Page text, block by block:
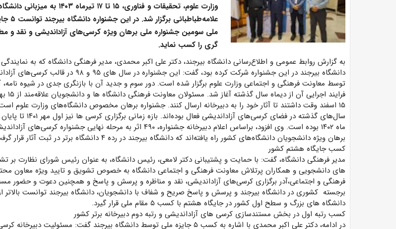
وزارت علوم، تحقیقات و فناوری، ۱۵ تا ۱۷ تیرماه ۱۴۰۳ به میزبانی
علامه‌طباطبائی برگزار شد.
ملی سومین جشنواره ملی برهان ویژه کرسی‌های آزاداندیشی و نقد و
گری را کسب نماید.
به گزارش روابط عمومی و اطلاع‌رسانی دانشگاه بیرجند، دکتر علی­ اکبر محمدی، مدیر فرهنگی دانشگاه که به نمایندگی
دانشگاه بیرجند در این جشنواره شرکت کرده بود، گفت: این جشنواره در سال ­های ۹۵ و ۹۸ در
توسط معاونت فرهنگی و اجتماعی وزارت علوم برگزار شده است. دور سوم و جدید آن با بازنگری جدی در شیوه ­نامه،
فرایند اجرایی آن از دی­ماه
۱۵ اسفند وقت داشتند تا آثار خود را به دبیرخانه ارسال کنند. جشنواره برهان مخصوص دانشگاه‌های وزارت علوم
سال‌های گذشته در فضای کرسی‌های آزاداندیشی فعال بوده‌اند. بازه
­ماه ۱۴۰۲ بوده است. وی افزود، براساس اعلام دبیرخانه جشنواره، ۴۹۰ اثر به مرحله نهایی جشنواره کرسی‌های
برهان ویژه دانشجویان دانشگاه‌های کشور راه یافته‌اند که دانشگاه بیرجند در رده ۴ دانشگاه برتر در ثبت آثار قرار گرفت.
کسب جایگاه هشتم کشور
مدیر فرهنگی دانشگاه، گفت: با حمایت و پشتیبانی دکتر لامعی، رئیس دانشگاه، به­ عنوان رئیس شورای نظارت بر
های دانشجویی و همکاران پرتلاش معاونت فرهنگی و اجتماعی دانشگاه به ­خصوص تشویق و تایید ویژه معاون
فرهنگی و اجتماعی،آدر برگزاری کرسی‌های آزاداندیشی، نقد و مناظره و پرسش و پاسخ و همچنین دعوت و حضور
برجسته کشوری در دانشگاه بیرجند و پرسش و پاسخ صریح و شفاف با دانشجویان، دانشگاه بیرجند توانست بالاتر
دانشگاه های بزرگ و سطح اول کشور در جایگاه هشتم با کسب ۵ مقام ملی قرار گیرد.
کسب رتبه اول در بخش مستندسازی کرسی­ های آزاداندیشی و رتبه دوم دبیرخانه برتر کشور
در ادامه، دکتر علی ­اکبر محمدی با اشاره به کسب ۵ جایزه ملی توسط دانشگاه بیرجند گفت: مسئولیت